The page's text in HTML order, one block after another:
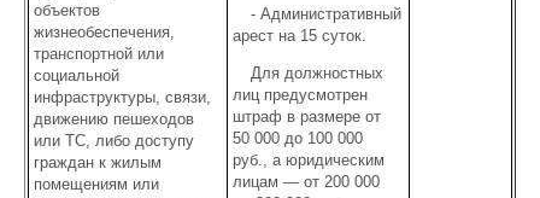
объектов
жизнеобеспечения,
транспортной или
социальной
инфраструктуры, связи,
движению пешеходов
или ТС, либо доступу
граждан к жилым
помещениям или
- Административный
арест на 15 суток.
Для должностных
лиц предусмотрен
штраф в размере от
50 000 до 100 000
руб., а юридическим
лицам — от 200 000